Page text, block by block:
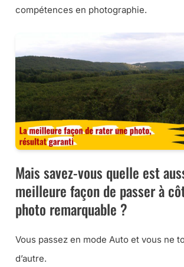
compétences en photographie.
Mais savez-vous quelle est
meilleure façon de passer à
photo remarquable ?
Vous passez en mode Auto et vous ne
d’autre.